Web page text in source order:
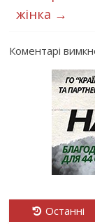
жінка →
Коментарі
Останні